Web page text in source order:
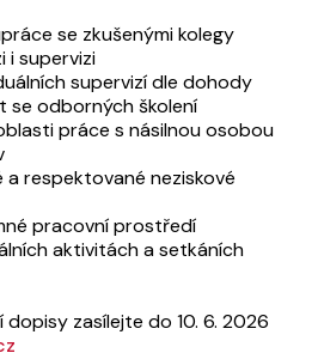
se zkušenými kolegy
i supervizi
supervizí dle dohody
se odborných školení
práce s násilnou osobou
a respektované neziskové
pracovní prostředí
aktivitách a setkáních
zasílejte do 10. 6. 2026